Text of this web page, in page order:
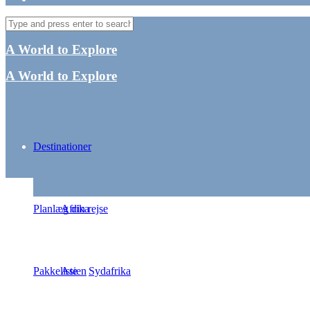
A World to Explore
A World to Explore
Destinationer
Afrika
Sydafrika
Asien
Planlæg din rejse
Pakkeliste